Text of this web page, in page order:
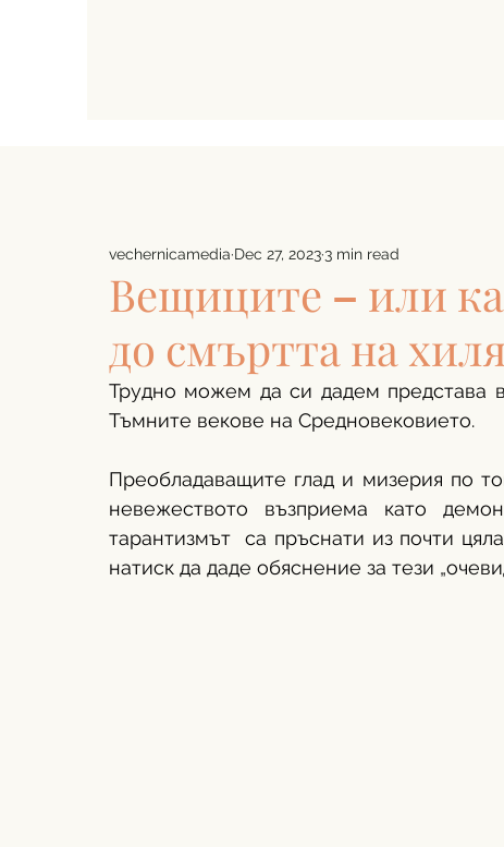
Вещиците – или
до смъртта на
vechernicamedia Dec 27, 20233 min read
Трудно можем да си дадем представа
Тъмните векове на Средновековието.
Преобладаващите глад и мизерия по
невежеството възприема като
тарантизмът  са пръснати из почти
натиск да даде обяснение за тези